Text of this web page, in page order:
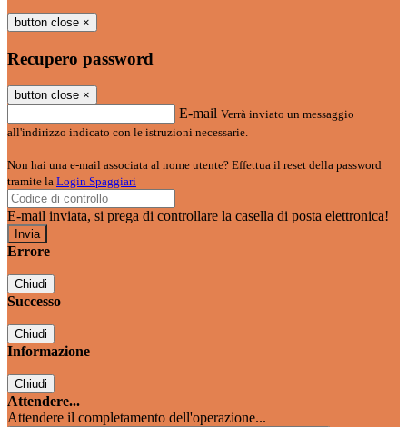
button close ×
Recupero password
button close ×
E-mail Verrà inviato un messaggio
all'indirizzo indicato con le istruzioni necessarie.
Non hai una e-mail associata al nome utente? Effettua il reset della password
tramite la Login Spaggiari
E-mail inviata, si prega di controllare la casella di posta elettronica!
Errore
Chiudi
Successo
Chiudi
Informazione
Chiudi
Attendere...
Attendere il completamento dell'operazione...